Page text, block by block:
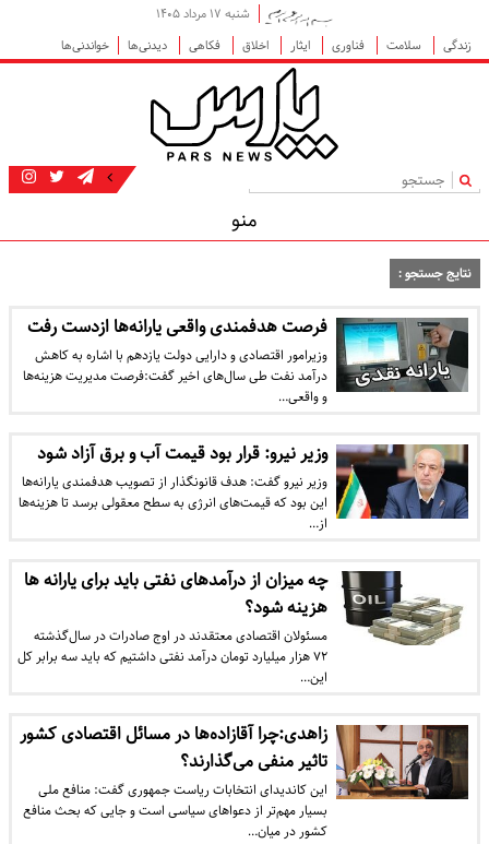
شنبه ۱۷ مرداد ۱۴۰۵
زندگی
سلامت فناوری ایثار اخلاق فکاهی دیدنی‌ها خواندنی‌ها
|
منو
نتایج جستجو :
فرصت هدفمندی واقعی یارانه‌ها ازدست رفت
وزیرامور اقتصادی و دارایی دولت یازدهم با اشاره به کاهش
درآمد نفت طی سال‌های اخیر گفت:فرصت مدیریت هزینه‌ها
و واقعی…
وزیر نیرو: قرار بود قیمت آب و برق آزاد شود
وزیر نیرو گفت: هدف قانونگذار از تصویب هدفمندی یارانه‌ها
این بود که قیمت‌های انرژی به سطح معقولی برسد تا هزینه‌ها
از…
چه میزان از درآمدهای نفتی باید برای یارانه ها
هزینه شود؟
مسئولان اقتصادی معتقدند در اوج صادرات در سال‌گذشته
۷۲ هزار میلیارد تومان درآمد نفتی داشتیم که باید سه برابر کل
این…
زاهدی:چرا آقازاده‌ها در مسائل اقتصادی کشور
تاثیر منفی می‌گذارند؟
این کاندیدای انتخابات ریاست جمهوری گفت: منافع ملی
بسیار مهم‌تر از دعواهای سیاسی است و جایی که بحث منافع
کشور در میان…